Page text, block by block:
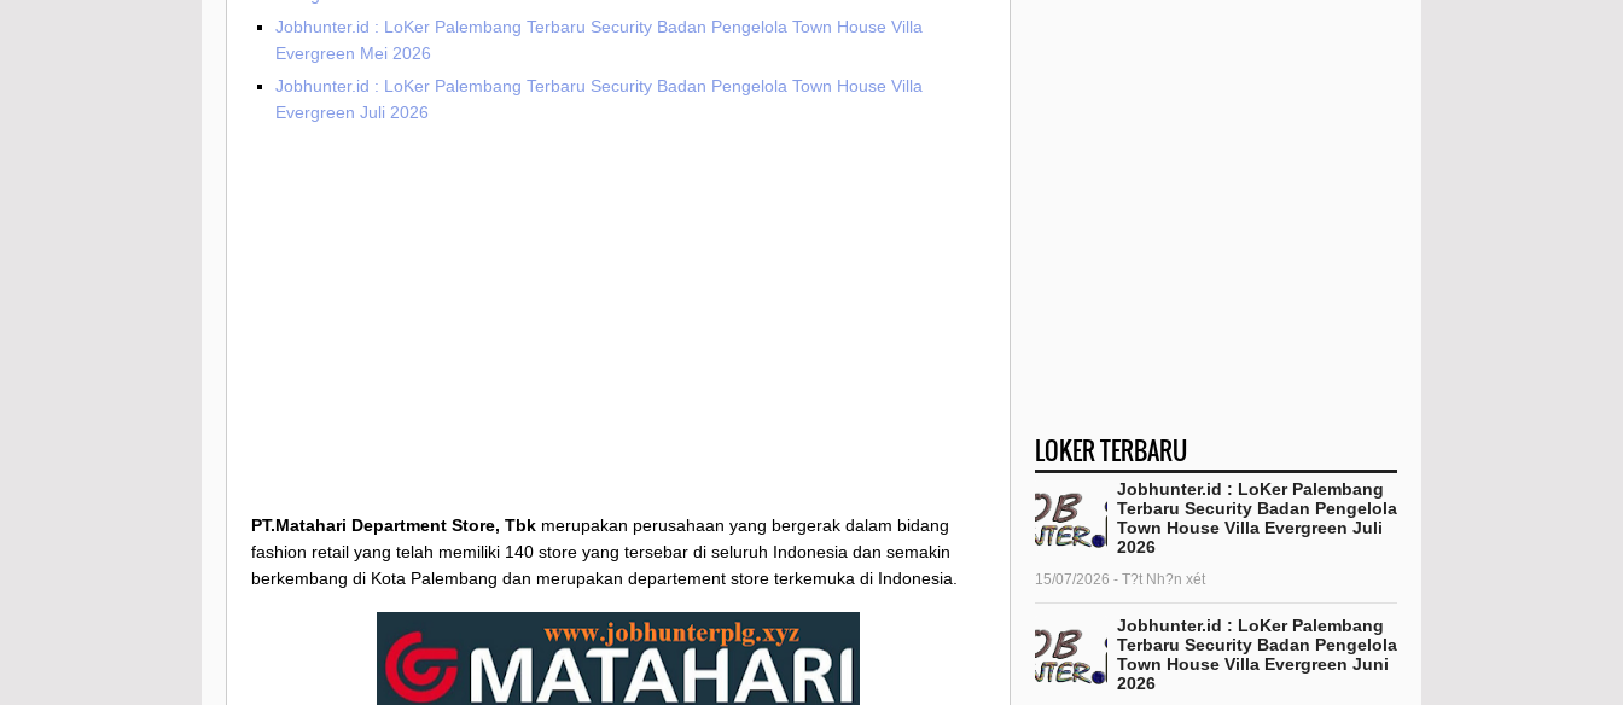
Jobhunter.id : LoKer Palembang Terbaru Security Badan Pengelola Town House Villa
Evergreen Mei 2026
Jobhunter.id : LoKer Palembang Terbaru Security Badan Pengelola Town House Villa
Evergreen Juli 2026
PT.Matahari Department Store, Tbk merupakan perusahaan yang bergerak dalam bidang
fashion retail yang telah memiliki 140 store yang tersebar di seluruh Indonesia dan semakin
berkembang di Kota Palembang dan merupakan departement store terkemuka di Indonesia.
LOKER TERBARU
Jobhunter.id : LoKer Palembang
Terbaru Security Badan Pengelola
Town House Villa Evergreen Juli
2026
15/07/2026 - T?t Nh?n xét
Jobhunter.id : LoKer Palembang
Terbaru Security Badan Pengelola
Town House Villa Evergreen Juni
2026